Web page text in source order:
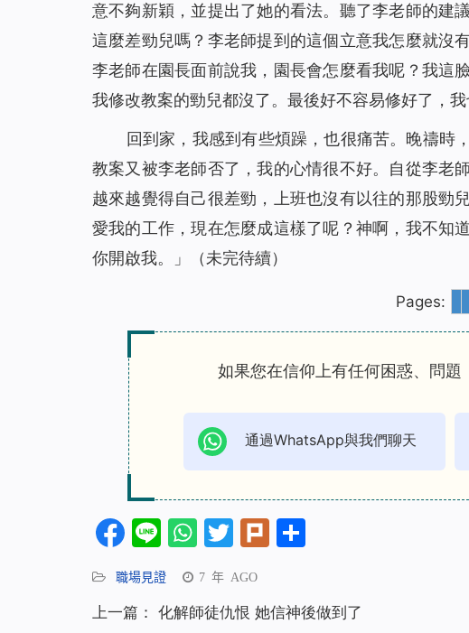
意不夠新穎，並提出了她的看法。聽了李老師的建
這麼差勁兒嗎？李老師提到的這個立意我怎麼就沒
李老師在園長面前說我，園長會怎麼看我呢？我這
我修改教案的勁兒都沒了。最後好不容易修好了，我
回到家，我感到有些煩躁，也很痛苦。晚禱時
教案又被李老師否了，我的心情很不好。自從李老
越來越覺得自己很差勁，上班也沒有以往的那股勁
愛我的工作，現在怎麼成這樣了呢？神啊，我不知
你開啟我。」（未完待續）
Pages:
如果您在信仰上有任何困惑、問題
通過WhatsApp與我們聊天
Facebook
LineWhatsApp
Twitter
Plurk
職場見證 7 年 AGO
上一篇： 化解師徒仇恨 她信神後做到了